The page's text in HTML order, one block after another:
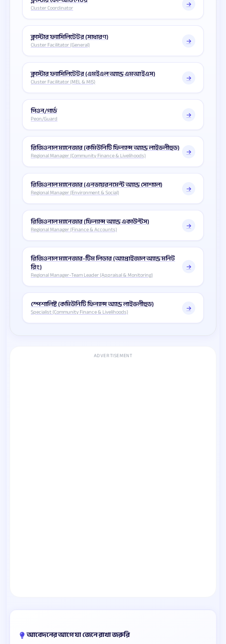
Cluster Coordinator
ক্লাস্টার ফ্যাসিলিটেটর (সাধারণ)
Cluster Facilitator (General)
ক্লাস্টার ফ্যাসিলিটেটর (এমইএল অ্যান্ড এমআইএস)
Cluster Facilitator (MEL & MIS)
পিওন/গার্ড
Peon/Guard
রিজিওনাল ম্যানেজার (কমিউনিটি ফিন্যান্স অ্যান্ড লাইভলীহুড)
Regional Manager (Community Finance & Livelihoods)
রিজিওনাল ম্যানেজার (এনভায়রনমেন্ট অ্যান্ড সোশ্যাল)
Regional Manager (Environment & Social)
রিজিওনাল ম্যানেজার (ফিন্যান্স অ্যান্ড একাউন্টস)
Regional Manager (Finance & Accounts)
রিজিওনাল ম্যানেজার-টিম লিডার (অ্যাপ্রাইজাল অ্যান্ড মনিট
রিং)
Regional Manager-Team Leader (Appraisal & Monitoring)
স্পেশালিষ্ট (কমিউনিটি ফিন্যান্স অ্যান্ড লাইভলীহুড)
Specialist (Community Finance & Livelihoods)
ADVERTISEMENT
আবেদনের আগে যা জেনে রাখা জরুরি